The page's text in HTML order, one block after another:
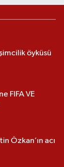
öyküsü
FIFA VE
Özkan’ın acı